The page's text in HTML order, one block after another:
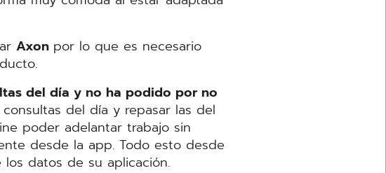
Axon por lo que es necesario
del día y no ha podido por no
del día y repasar las del
poder adelantar trabajo sin
desde la app. Todo esto desde
datos de su aplicación.